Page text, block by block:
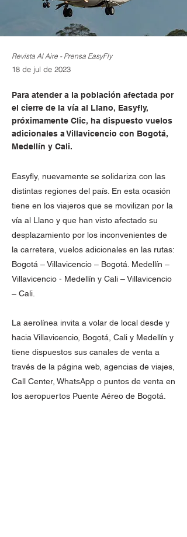
Revista Al Aire - Prensa EasyFly
18 de jul de 2023
Para atender a la población afectada por
el cierre de la vía al Llano, Easyfly,
próximamente Clic, ha dispuesto vuelos
adicionales a Villavicencio con Bogotá,
Medellín y Cali.
Easyfly, nuevamente se solidariza con las
distintas regiones del país. En esta ocasión
tiene en los viajeros que se movilizan por la
vía al Llano y que han visto afectado su
desplazamiento por los inconvenientes de
la carretera, vuelos adicionales en las rutas:
Bogotá – Villavicencio – Bogotá. Medellín –
Villavicencio - Medellín y Cali – Villavicencio
– Cali.
La aerolínea invita a volar de local desde y
hacia Villavicencio, Bogotá, Cali y Medellín y
tiene dispuestos sus canales de venta a
través de la página web, agencias de viajes,
Call Center, WhatsApp o puntos de venta en
los aeropuertos Puente Aéreo de Bogotá.